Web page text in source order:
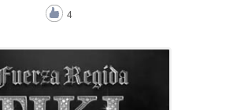
4